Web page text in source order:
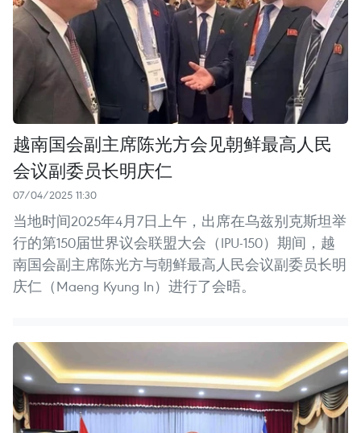
越南国会副主席陈光方会见朝鲜最高人民
会议副委员长明庆仁
07/04/2025 11:30
当地时间2025年4月7日上午，出席在乌兹别克斯坦举
行的第150届世界议会联盟大会（IPU-150）期间，越
南国会副主席陈光方与朝鲜最高人民会议副委员长明
庆仁（Maeng Kyung In）进行了会晤。